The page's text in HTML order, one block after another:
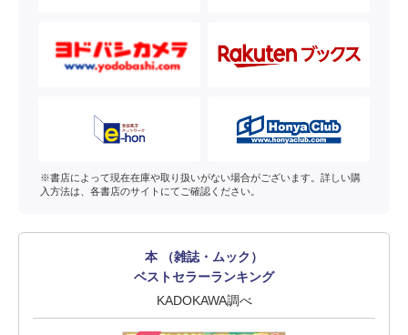
※書店によって現在在庫や取り扱いがない場合がございます。詳しい購
入方法は、各書店のサイトにてご確認ください。
本 （雑誌・ムック）
ベストセラーランキング
KADOKAWA調べ